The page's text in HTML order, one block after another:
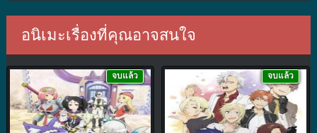
อนิเมะเรื่องที่คุณอาจสนใจ
จบแล้ว จบแล้ว